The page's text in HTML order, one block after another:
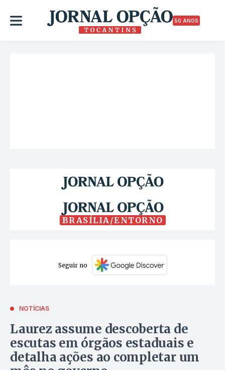
50 ANOS
BRASÍLIA/ENTORNO
Seguir no
NOTÍCIAS
Laurez assume descoberta de
escutas em órgãos estaduais e
detalha ações ao completar um